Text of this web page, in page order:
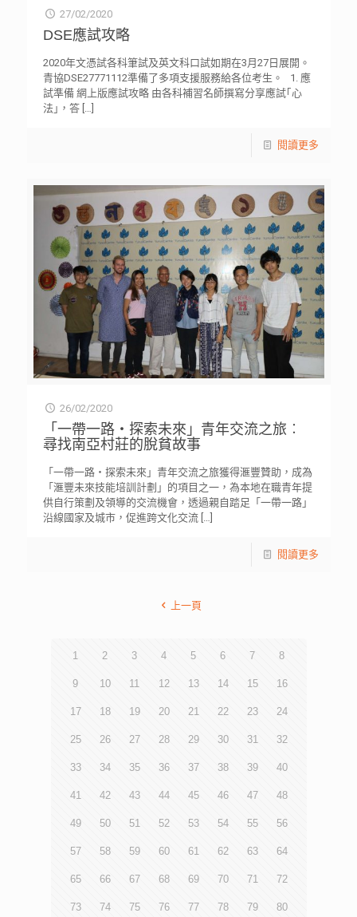
27/02/2020
DSE應試攻略
2020年文憑試各科筆試及英文科口試如期在3月27日展開。
青協DSE27771112準備了多項支援服務給各位考生。 1. 應
試準備 網上版應試攻略 由各科補習名師撰寫分享應試｢心
法｣，答[…]
閱讀更多
26/02/2020
「一帶一路‧探索未來」青年交流之旅︰
尋找南亞村莊的脫貧故事
「一帶一路‧探索未來」青年交流之旅​​​​​​​獲得滙豐贊助，成為
「滙豐未來技能培訓計劃」的項目之一，為本地在職青年提
供自行策劃及領導的交流機會，透過親自踏足「一帶一路」
沿線國家及城市，促進跨文化交流[…]
閱讀更多
上一頁
1 2 3 4 5 6 7 8
9 10 11 12 13 14 15 16
17 18 19 20 21 22 23 24
25 26 27 28 29 30 31 32
33 34 35 36 37 38 39 40
41 42 43 44 45 46 47 48
49 50 51 52 53 54 55 56
57 58 59 60 61 62 63 64
65 66 67 68 69 70 71 72
73 74 75 76 77 78 79 80